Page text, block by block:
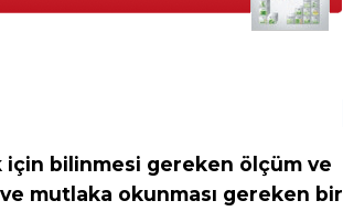
bilinmesi gereken ölçüm ve
mutlaka okunması gereken bir